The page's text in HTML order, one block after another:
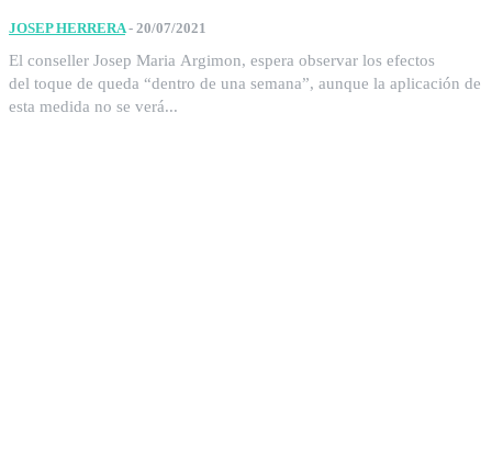
JOSEP HERRERA - 20/07/2021
El conseller Josep Maria Argimon, espera observar los efectos
del toque de queda “dentro de una semana”, aunque la aplicación de
esta medida no se verá...